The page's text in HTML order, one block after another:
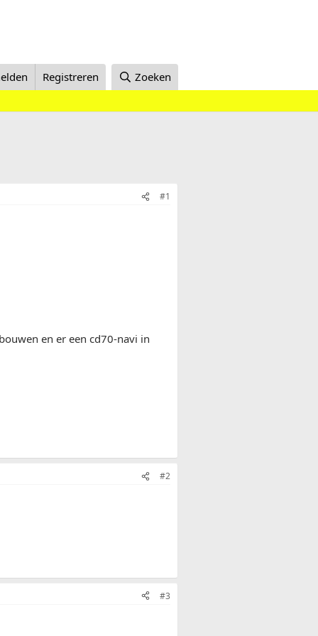
Registreren Zoeken
#1
en er een cd70-navi in
#2
#3